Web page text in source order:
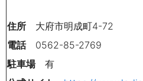
住所 大府市明成町4-72
電話0562-85-2769
駐車場有